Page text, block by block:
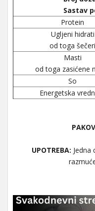
Sastav
Protein
Ugljeni hidrati
od toga šečeri
Masti
od toga zasićene
So
Energetska
UPOTREBA: Jedna